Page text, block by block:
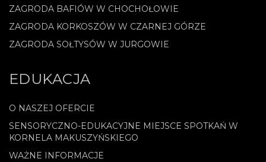
ZAGRODA BAFIÓW W CHOCHOŁOWIE
ZAGRODA KORKOSZÓW W CZARNEJ GÓRZE
ZAGRODA SOŁTYSÓW W JURGOWIE
EDUKACJA
O NASZEJ OFERCIE
SENSORYCZNO-EDUKACYJNE MIEJSCE SPOTKAŃ W
KORNELA MAKUSZYŃSKIEGO
WAŻNE INFORMACJE